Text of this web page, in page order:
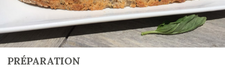
PRÉPARATION